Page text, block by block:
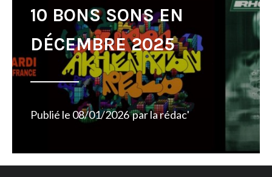
10 BONS SONS EN
DÉCEMBRE 2025
Publié le 08/01/2026 parla rédac'